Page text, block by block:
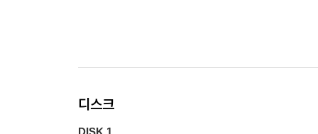
디스크
DISK 1